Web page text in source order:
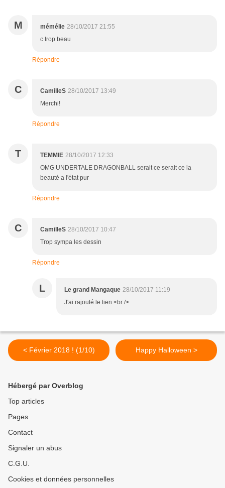
M mémélie 28/10/2017 21:55
c trop beau
Répondre
C CamilleS 28/10/2017 13:49
Merchi!
Répondre
T TEMMIE 28/10/2017 12:33
OMG UNDERTALE DRAGONBALL serait ce serait ce la
beauté a l'état pur
Répondre
C CamilleS 28/10/2017 10:47
Trop sympa les dessin
Répondre
L Le grand Mangaque 28/10/2017 11:19
J'ai rajouté le tien.<br />
< Février 2018 ! (1/10) Happy Halloween >
Hébergé par Overblog
Top articles
Pages
Contact
Signaler un abus
C.G.U.
Cookies et données personnelles